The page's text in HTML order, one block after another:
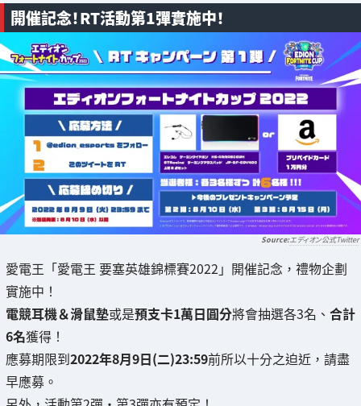
開催記念！RT活動第1彈實施中！
エディオン公式Twitter
愛電王「愛電王 要塞英雄錦標賽2022」開催記念，禮物企劃
實施中！
電競耳機＆滑鼠墊或是預支卡1萬日圓分將會抽選各3名、 合計
6名獲得！
應募期限到2022年8月9日(二)23:59前所以十分之迫近，請盡
早應募。